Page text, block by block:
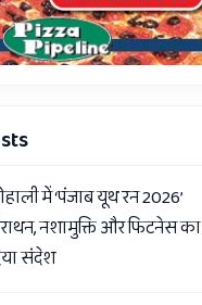
में ‘पंजाब यूथ रन 2026’
नशामुक्ति और फिटनेस का
संदेश